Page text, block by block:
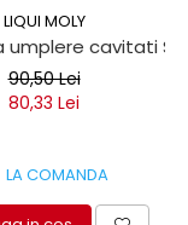
LIQUI MOLY
umplere cavitati
90,50 Lei
80,33 Lei
LA COMANDA